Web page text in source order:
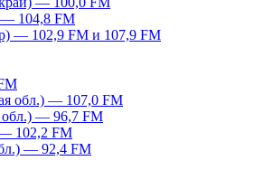
104,8 FM
— 102,9 FM и 107,9 FM
обл.) — 107,0 FM
обл.) — 96,7 FM
102,2 FM
— 92,4 FM